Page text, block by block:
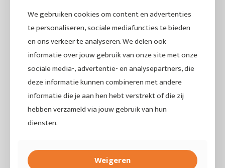
We gebruiken cookies om content en advertenties
te personaliseren, sociale mediafuncties te bieden
en ons verkeer te analyseren. We delen ook
informatie over jouw gebruik van onze site met onze
sociale media-, advertentie- en analysepartners, die
deze informatie kunnen combineren met andere
informatie die je aan hen hebt verstrekt of die zij
hebben verzameld via jouw gebruik van hun
diensten.
Weigeren